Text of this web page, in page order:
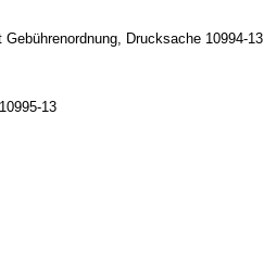
Drucksache 10994-13
13